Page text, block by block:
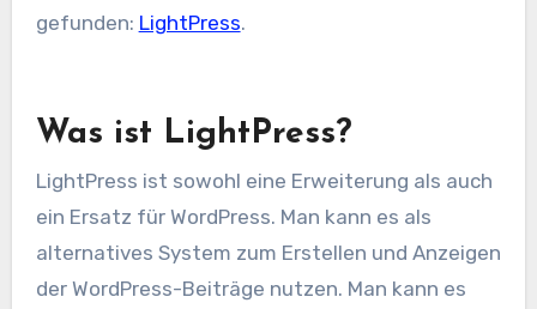
gefunden: LightPress.
Was ist LightPress?
LightPress ist sowohl eine Erweiterung als auch
ein Ersatz für WordPress. Man kann es als
alternatives System zum Erstellen und Anzeigen
der WordPress-Beiträge nutzen. Man kann es